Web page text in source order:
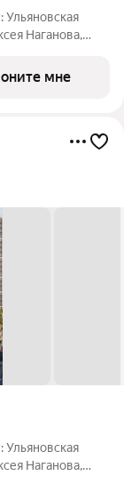
Ульяновская
Наганова,
ГК
мне
Ульяновская
Наганова,